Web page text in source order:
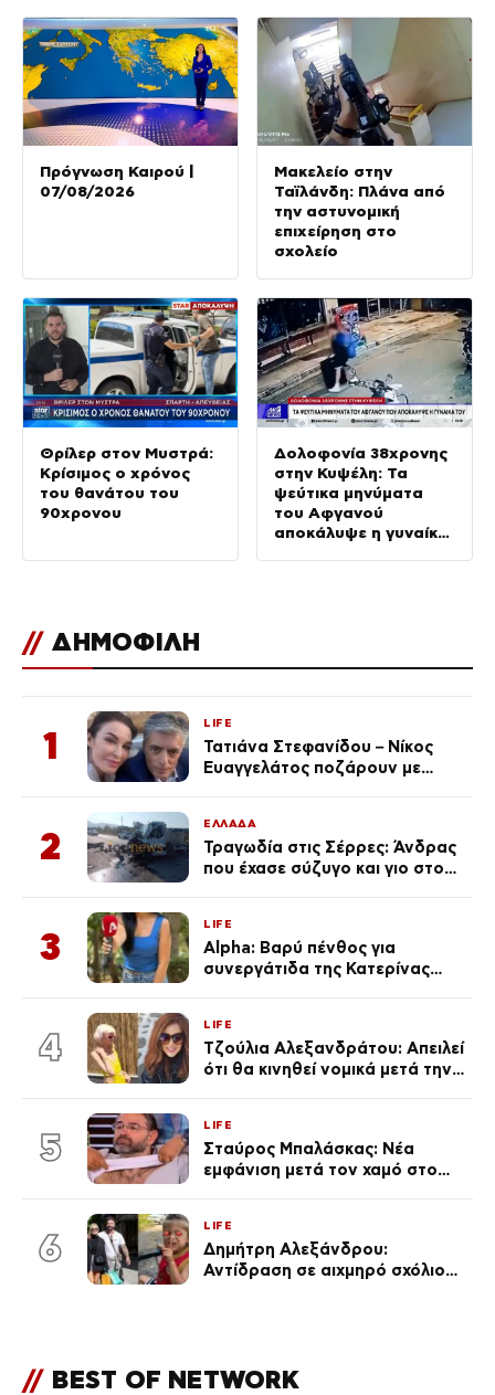
Πρόγνωση Καιρού |
07/08/2026
Μακελείο στην
Ταϊλάνδη: Πλάνα από
την αστυνομική
επιχείρηση στο
σχολείο
Θρίλερ στον Μυστρά:
Κρίσιμος ο χρόνος
του θανάτου του
90χρονου
Δολοφονία 38χρονης
στην Κυψέλη: Τα
ψεύτικα μηνύματα
του Αφγανού
αποκάλυψε η γυναίκα
// ΔΗΜΟΦΙΛΗ
1
LIFE
Τατιάνα Στεφανίδου – Νίκος
Ευαγγελάτος ποζάρουν με
2
ΕΛΛΑΔΑ
Τραγωδία στις Σέρρες: Άνδρας
που έχασε σύζυγο και γιο στο
3
LIFE
Alpha: Βαρύ πένθος για
συνεργάτιδα της Κατερίνας
του Θεού»
4
LIFE
Τζούλια Αλεξανδράτου: Απειλεί
ότι θα κινηθεί νομικά μετά την
5
LIFE
Σταύρος Μπαλάσκας: Νέα
εμφάνιση μετά τον χαμό στο
6
LIFE
Δημήτρη Αλεξάνδρου:
Αντίδραση σε αιχμηρό σχόλιο
// BEST OF NETWORK